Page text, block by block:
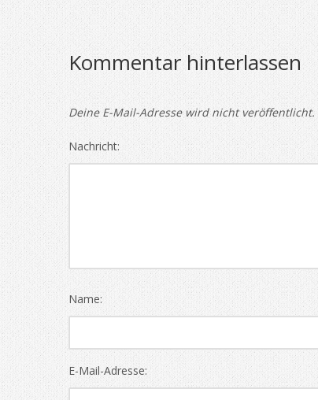
Kommentar hinterlassen
Deine E-Mail-Adresse wird nicht veröffentlicht.
Nachricht:
Name:
E-Mail-Adresse: